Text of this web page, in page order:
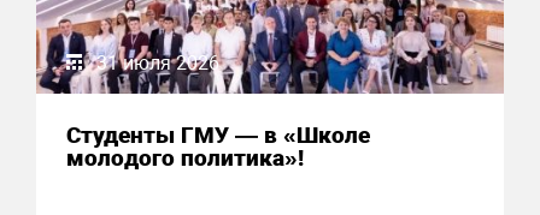
31 июля 2026
Студенты ГМУ — в «Школе
молодого политика»!